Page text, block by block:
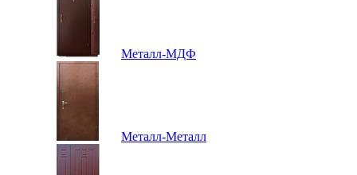
Металл-МДФ
Металл-Металл